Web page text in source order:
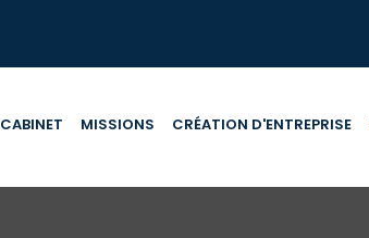
CABINET MISSIONS CRÉATION D'ENTREPRISE